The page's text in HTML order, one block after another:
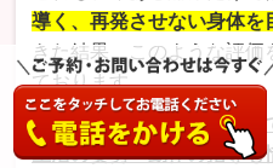
導く、再発させない身体を
きた結果、このような評
ております。
当院では施術の他、自宅
生活の姿勢・動作の指導も